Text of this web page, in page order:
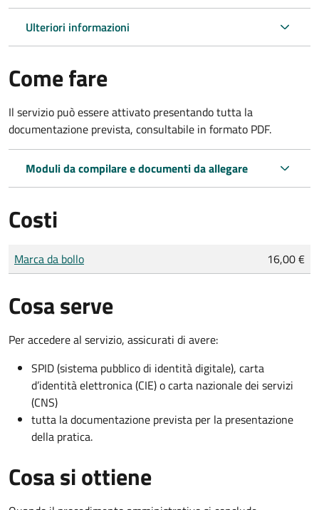
Ulteriori informazioni
Come fare
Il servizio può essere attivato presentando tutta la
documentazione prevista, consultabile in formato PDF.
Moduli da compilare e documenti da allegare
Costi
Tipo di pagamento
Importo
Marca da bollo 16,00 €
Cosa serve
Per accedere al servizio, assicurati di avere:
SPID (sistema pubblico di identità digitale), carta
d’identità elettronica (CIE) o carta nazionale dei servizi
(CNS)
tutta la documentazione prevista per la presentazione
della pratica.
Cosa si ottiene